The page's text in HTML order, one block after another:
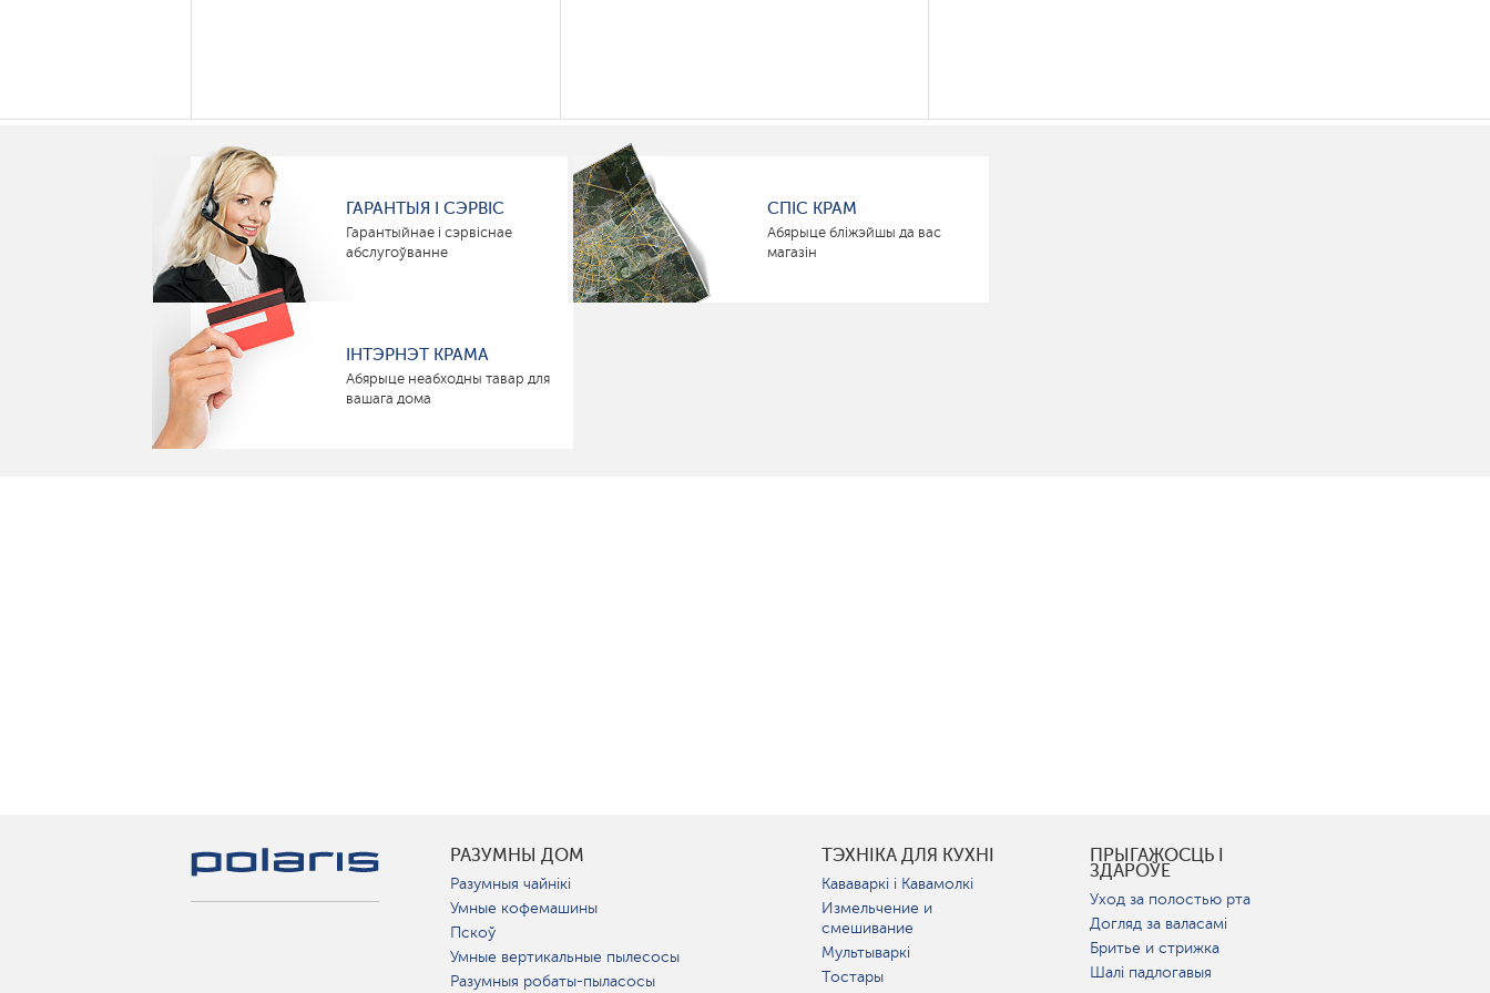
ГАРАНТЫЯ І СЭРВІС
Гарантыйнае і сэрвіснае
абслугоўванне
СПІС КРАМ
Абярыце бліжэйшы да вас
магазін
ІНТЭРНЭТ КРАМА
Абярыце неабходны тавар для
вашага дома
РАЗУМНЫ ДОМ
Разумныя чайнікі
Умные кофемашины
Пскоў
Умные вертикальные пылесосы
Разумныя робаты-пыласосы
ТЭХНІКА ДЛЯ КУХНІ
Кававаркі і Кавамолкі
Измельчение и
смешивание
Мультываркі
Тостары
ПРЫГАЖОСЦЬ І
ЗДАРОЎЕ
Уход за полостью рта
Догляд за валасамі
Бритье и стрижка
Шалі падлогавыя